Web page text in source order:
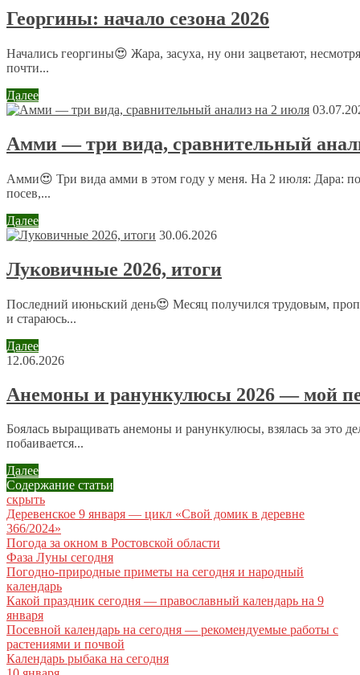
Ваш адрес email не будет опубликован.
Обязательные поля
Имя*
Email*
Сайт
Отправляя сообщение, Вы разрешаете сбор и обработку
Георгины: начало сезона 2026
Начались георгины😍 Жара, засуха, ну они зацветают,
почти...
Далее
Амми — три вида, сравнительный
Амми😍 Три вида амми в этом году у меня. На 2 июля: Дара:
посев,...
Далее
30.06.2026
Луковичные 2026, итоги
Последний июньский день😍 Месяц получился трудовым,
и стараюсь...
Далее
12.06.2026
Анемоны и ранункулюсы 2026 — мой
Боялась выращивать анемоны и ранункулюсы, взялась за это
побаивается...
Далее
Содержание статьи
скрыть
Деревенское 9 января — цикл «Свой домик в деревне
366/2024»
Погода за окном в Ростовской области
Фаза Луны сегодня
Погодно-природные приметы на сегодня и народный
календарь
Какой праздник сегодня — православный календарь на 9
января
Посевной календарь на сегодня — рекомендуемые работы с
растениями и почвой
Календарь рыбака на сегодня